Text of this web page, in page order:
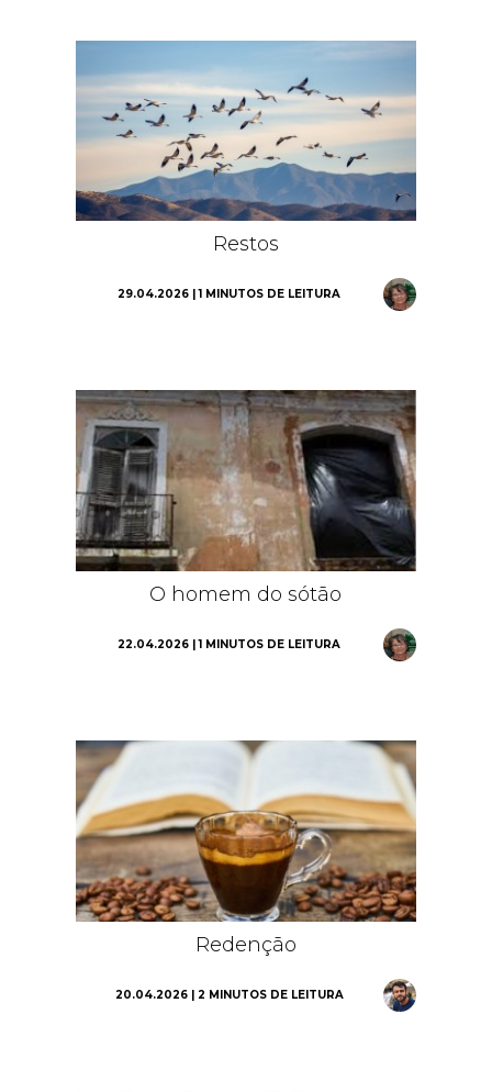
Restos
29.04.2026 | 1 MINUTOS DE LEITURA
O homem do sótão
22.04.2026 | 1 MINUTOS DE LEITURA
Redenção
20.04.2026 | 2 MINUTOS DE LEITURA